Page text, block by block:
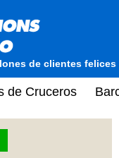
de clientes felices
de Cruceros